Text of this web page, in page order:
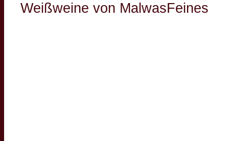
Weißweine von MalwasFeines